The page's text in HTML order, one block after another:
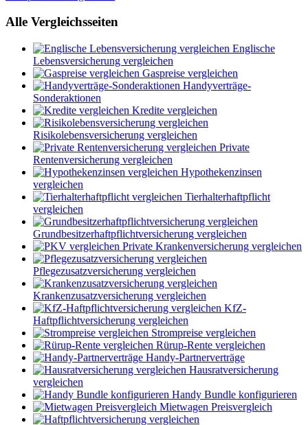
Alle Vergleichsseiten
Englische
Lebensversicherung vergleichen
Gaspreise vergleichen
Handyverträge-
Sonderaktionen
Kredite vergleichen
Risikolebensversicherung vergleichen
Private
Rentenversicherung vergleichen
Hypothekenzinsen
vergleichen
Tierhalterhaftpflicht
vergleichen
Grundbesitzerhaftpflichtversicherung vergleichen
Private Krankenversicherung vergleichen
Pflegezusatzversicherung vergleichen
Krankenzusatzversicherung vergleichen
KfZ-
Haftpflichtversicherung vergleichen
Strompreise vergleichen
Rürup-Rente vergleichen
Handy-Partnerverträge
Hausratversicherung
vergleichen
Handy Bundle konfigurieren
Mietwagen Preisvergleich